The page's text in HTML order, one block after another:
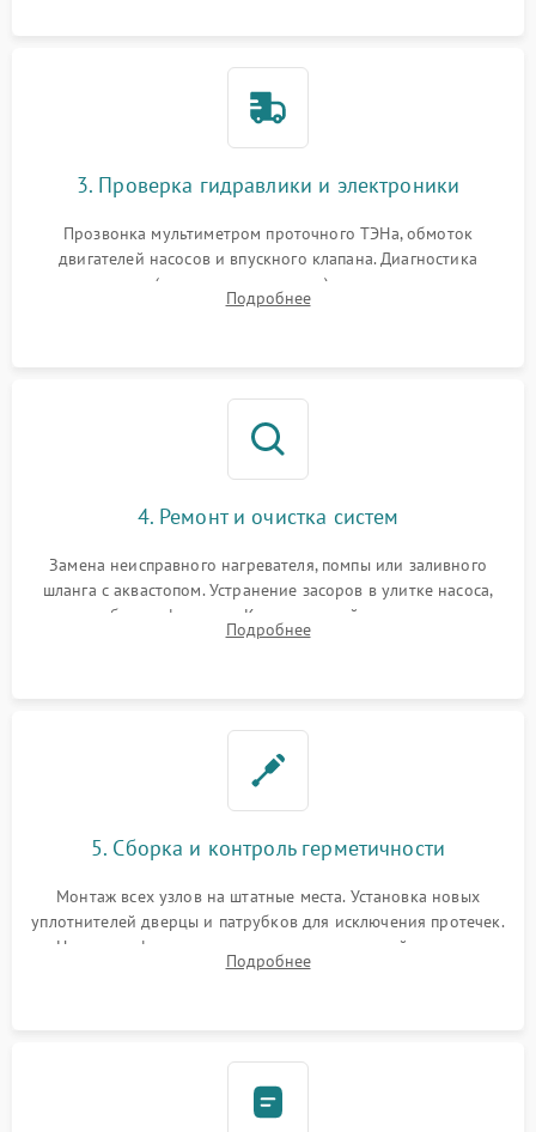
3. Проверка гидравлики и электроники
Прозвонка мультиметром проточного ТЭНа, обмоток
двигателей насосов и впускного клапана. Диагностика
прессостата (датчика уровня воды), датчика мутности,
концевика дверцы и электронного модуля управления.
Подробнее
4. Ремонт и очистка систем
Замена неисправного нагревателя, помпы или заливного
шланга с аквастопом. Устранение засоров в улитке насоса,
патрубках и фильтрах. Компонентный ремонт платы
управления, восстановление поврежденной проводки.
Подробнее
5. Сборка и контроль герметичности
Монтаж всех узлов на штатные места. Установка новых
уплотнителей дверцы и патрубков для исключения протечек.
Надежная фиксация хомутов гидравлической системы,
сборка корпуса и установка датчика поплавка.
Подробнее